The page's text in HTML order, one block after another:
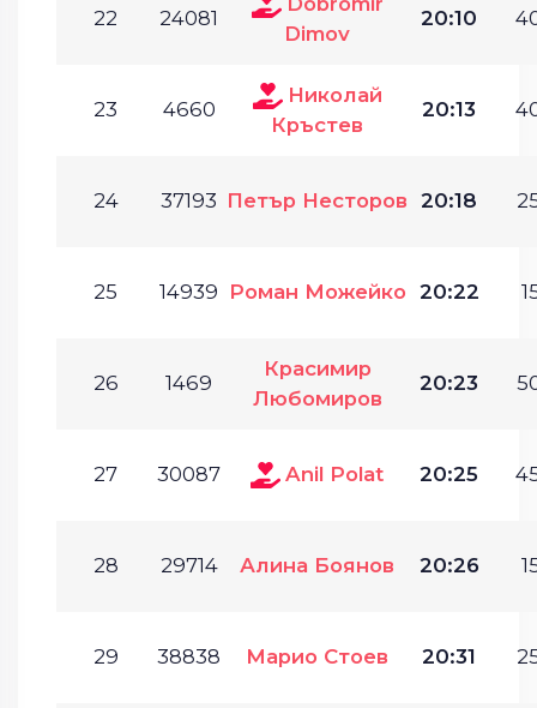
22 24081
Dimov
20:10
23 4660
Николай
Кръстев
20:13
24 37193 Петър Несторов 20:18
25 14939 Роман Можейко 20:22
26 1469
Красимир
Любомиров
20:23
27 30087 Anil Polat 20:25
28 29714 Алина Боянов 20:26
29 38838 Марио Стоев 20:31